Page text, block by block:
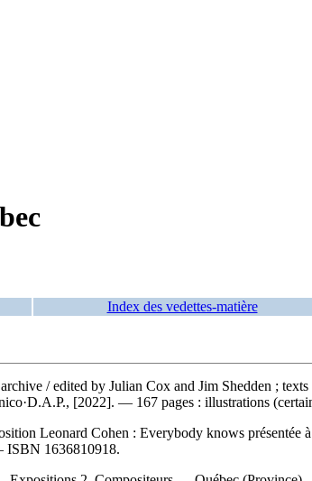
Index des vedettes-matière
/ edited by Julian Cox and Jim Shedden ;
[2022]. — 167 pages : illustrations
Leonard Cohen : Everybody knows
ISBN 1636810918.